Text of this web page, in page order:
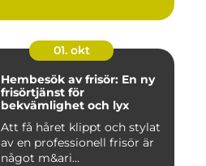
01. okt
Hembesök av frisör: En ny
frisörtjänst för
bekvämlighet och lyx
Att få håret klippt och stylat
av en professionell frisör är
något m&ari...